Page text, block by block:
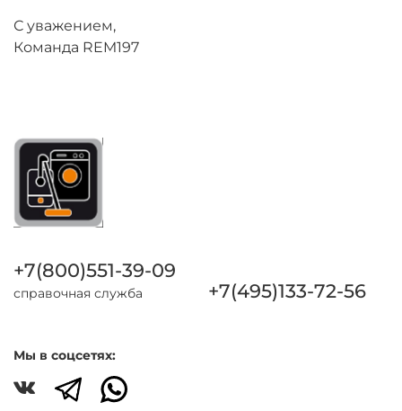
С уважением,
Команда REM197
+7(800)551-39-09
справочная служба +7(495)133-72-56
Мы в соцсетях: